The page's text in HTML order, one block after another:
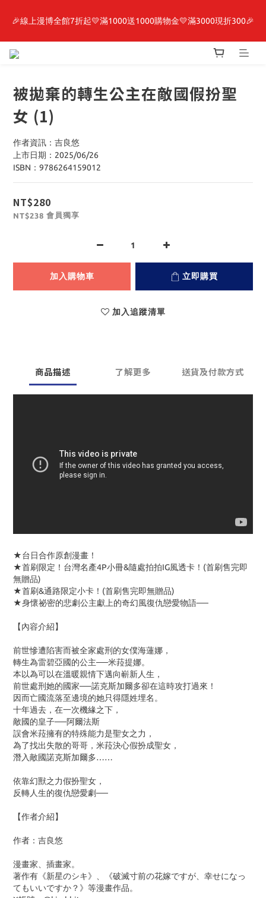
最新開賣🔥「全知讀者視角」 周邊商品
🎉線上漫博全館7折起💛滿1000送1000購物金💛滿3000現折300🎉
【抽籤堂】 影之強者、你又被殺了呢，偵探大人、約會大作戰、
最新開賣🔥「全知讀者視角」 周邊商品
被拋棄的轉生公主在敵國假扮聖
女 (1)
作者資訊：吉良悠
上市日期：2025/06/26
ISBN：9786264159012
NT$280
NT$238 會員獨享
加入購物車 立即購買
加入追蹤清單
商品描述 了解更多 送貨及付款方式
★台日合作原創漫畫！
★首刷限定！台灣名產4P小冊&隨處拍拍IG風透卡！(首刷售完即
無贈品)
★首刷&通路限定小卡！(首刷售完即無贈品)
★身懷祕密的悲劇公主獻上的奇幻風復仇戀愛物語──
【內容介紹】
前世慘遭陷害而被全家處刑的女僕海蓮娜，
轉生為雷碧亞國的公主──米菈提娜。
本以為可以在溫暖親情下邁向嶄新人生，
前世處刑她的國家──諾克斯加爾多卻在這時攻打過來！
因而亡國流落至邊境的她只得隱姓埋名。
十年過去，在一次機緣之下，
敵國的皇子──阿爾法斯
誤會米菈擁有的特殊能力是聖女之力，
為了找出失散的哥哥，米菈決心假扮成聖女，
潛入敵國諾克斯加爾多……
依靠幻獸之力假扮聖女，
反轉人生的復仇戀愛劇──
【作者介紹】
作者：吉良悠
漫畫家、插畫家。
著作有《新星のシキ》、《破滅寸前の花嫁ですが、幸せになっ
てもいいですか？》等漫畫作品。